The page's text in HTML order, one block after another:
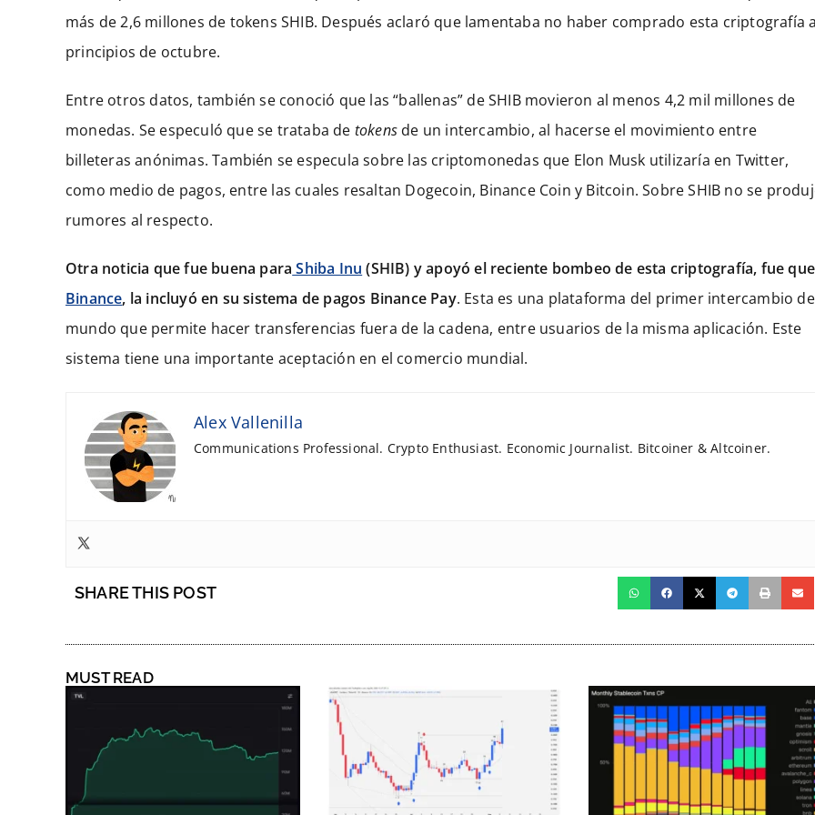
más de 2,6 millones de tokens SHIB. Después aclaró que lamentaba no haber comprado esta criptografía
principios de octubre.
Entre otros datos, también se conoció que las “ballenas” de SHIB movieron al menos 4,2 mil millones de
monedas. Se especuló que se trataba de tokens de un intercambio, al hacerse el movimiento entre
billeteras anónimas. También se especula sobre las criptomonedas que Elon Musk utilizaría en Twitter,
como medio de pagos, entre las cuales resaltan Dogecoin, Binance Coin y Bitcoin. Sobre SHIB no se
rumores al respecto.
Otra noticia que fue buena para Shiba Inu (SHIB) y apoyó el reciente bombeo de esta criptografía, fue que
Binance, la incluyó en su sistema de pagos Binance Pay. Esta es una plataforma del primer intercambio
mundo que permite hacer transferencias fuera de la cadena, entre usuarios de la misma aplicación. Este
sistema tiene una importante aceptación en el comercio mundial.
Alex Vallenilla
Communications Professional. Crypto Enthusiast. Economic Journalist. Bitcoiner & Altcoiner.
SHARE THIS POST
MUST READ